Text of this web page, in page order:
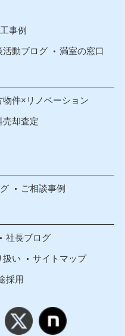
事例
活動ブログ 満室の窓口
物件×リノベーション
売却査定
ご相談事例
社長ブログ
扱い サイトマップ
採用